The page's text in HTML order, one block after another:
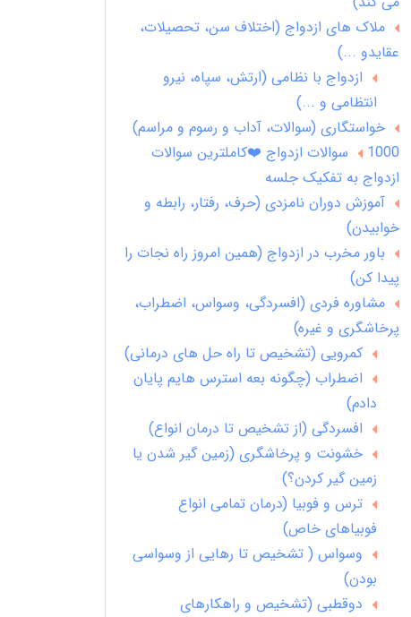
ملاک های ازدواج (اختلاف سن، تحصیلات،
عقایدو ...)
ازدواج با نظامی (ارتش، سپاه، نیرو
انتظامی و ...)
خواستگاری (سوالات، آداب و رسوم و مراسم)
1000 سوالات ازدواج ❤️کاملترین سوالات
ازدواج به تفکیک جلسه
آموزش دوران نامزدی (حرف، رفتار، رابطه و
خوابیدن)
باور مخرب در ازدواج (همین امروز راه نجات را
پیدا کن)
مشاوره فردی (افسردگی، وسواس، اضطراب،
پرخاشگری و غیره)
کمرویی (تشخیص تا راه حل های درمانی)
اضطراب (چگونه بعه استرس هایم پایان
دادم)
افسردگی (از تشخیص تا درمان انواع)
خشونت و پرخاشگری (زمین گیر شدن یا
زمین گیر کردن؟)
ترس و فوبیا (درمان تمامی انواع
فوبیاهای خاص)
وسواس ( تشخیص تا رهایی از وسواسی
بودن)
دوقطبی (تشخیص و راهکارهای